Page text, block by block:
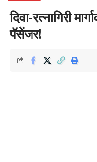
दिवा-रत्नागिरी
पॅसेंजर!